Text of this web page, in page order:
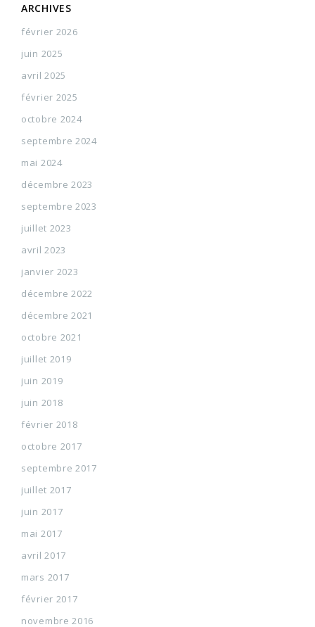
ARCHIVES
février 2026
juin 2025
avril 2025
février 2025
octobre 2024
septembre 2024
mai 2024
décembre 2023
septembre 2023
juillet 2023
avril 2023
janvier 2023
décembre 2022
décembre 2021
octobre 2021
juillet 2019
juin 2019
juin 2018
février 2018
octobre 2017
septembre 2017
juillet 2017
juin 2017
mai 2017
avril 2017
mars 2017
février 2017
novembre 2016